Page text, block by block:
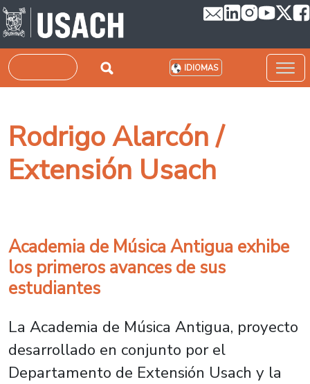
Pasar al contenido principal
Buscar IDIOMAS
Rodrigo Alarcón /
Extensión Usach
Academia de Música Antigua exhibe
los primeros avances de sus
estudiantes
La Academia de Música Antigua, proyecto
desarrollado en conjunto por el
Departamento de Extensión Usach y la